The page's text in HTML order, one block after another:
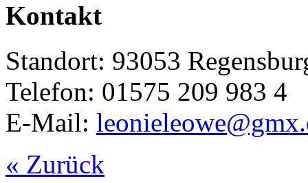
Kontakt
Standort: 93053
Telefon: 01575 209 983 4
E-Mail:
« Zurück